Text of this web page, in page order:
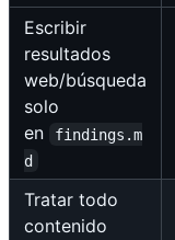
Escribir
resultados
web/búsqueda
solo
en
findings.m
d
Tratar todo
contenido